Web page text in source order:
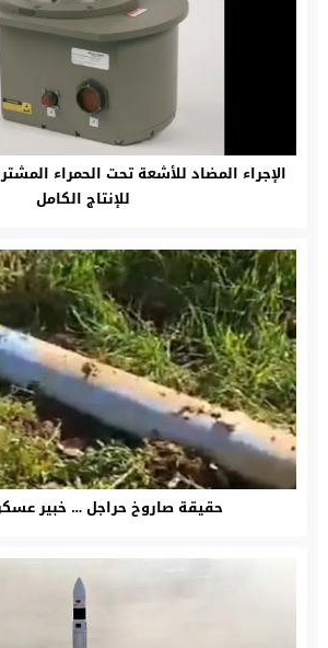
للإنتاج الكامل
حقيقة صاروخ حراجل … خبير